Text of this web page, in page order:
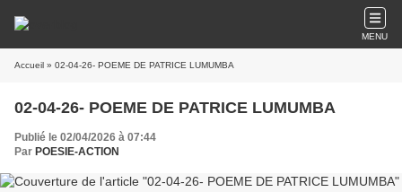
MENU
Accueil » 02-04-26- POEME DE PATRICE LUMUMBA
02-04-26- POEME DE PATRICE LUMUMBA
Publié le 02/04/2026 à 07:44
Par POESIE-ACTION